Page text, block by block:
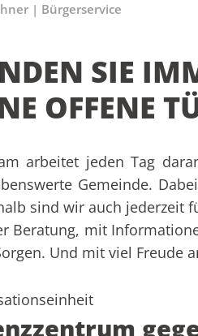
| Bürgerservice
SIE
OFFENE
arbeitet jeden Tag
Gemeinde.
sind wir auch jederzeit
Beratung, mit
Und mit viel Freude